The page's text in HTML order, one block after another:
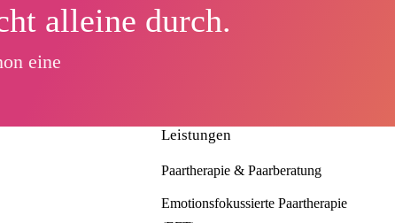
alleine durch.
eine
Leistungen
Paartherapie & Paarberatung
Emotionsfokussierte Paartherapie